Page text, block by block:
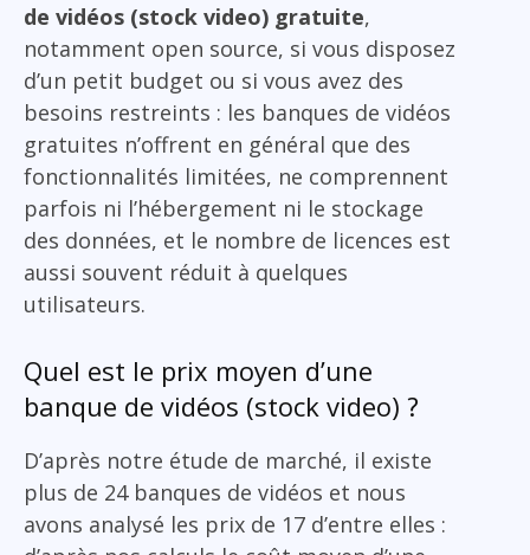
de vidéos (stock video) gratuite,
notamment open source, si vous disposez
d’un petit budget ou si vous avez des
besoins restreints : les banques de vidéos
gratuites n’offrent en général que des
fonctionnalités limitées, ne comprennent
parfois ni l’hébergement ni le stockage
des données, et le nombre de licences est
aussi souvent réduit à quelques
utilisateurs.
Quel est le prix moyen d’une
banque de vidéos (stock video) ?
D’après notre étude de marché, il existe
plus de 24 banques de vidéos et nous
avons analysé les prix de 17 d’entre elles :